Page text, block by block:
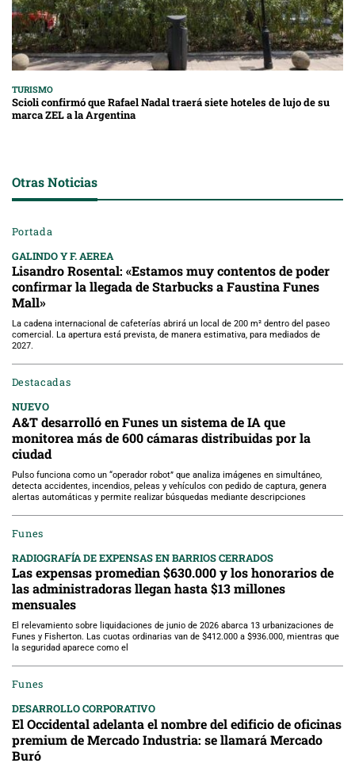
TURISMO
Scioli confirmó que Rafael Nadal traerá siete hoteles de lujo de su
marca ZEL a la Argentina
Otras Noticias
Portada
GALINDO Y F. AEREA
Lisandro Rosental: «Estamos muy contentos de poder
confirmar la llegada de Starbucks a Faustina Funes
Mall»
La cadena internacional de cafeterías abrirá un local de 200 m² dentro del paseo
comercial. La apertura está prevista, de manera estimativa, para mediados de
2027.
Destacadas
NUEVO
A&T desarrolló en Funes un sistema de IA que
monitorea más de 600 cámaras distribuidas por la
ciudad
Pulso funciona como un “operador robot” que analiza imágenes en simultáneo,
detecta accidentes, incendios, peleas y vehículos con pedido de captura, genera
alertas automáticas y permite realizar búsquedas mediante descripciones
Funes
RADIOGRAFÍA DE EXPENSAS EN BARRIOS CERRADOS
Las expensas promedian $630.000 y los honorarios de
las administradoras llegan hasta $13 millones
mensuales
El relevamiento sobre liquidaciones de junio de 2026 abarca 13 urbanizaciones de
Funes y Fisherton. Las cuotas ordinarias van de $412.000 a $936.000, mientras que
la seguridad aparece como el
Funes
DESARROLLO CORPORATIVO
El Occidental adelanta el nombre del edificio de oficinas
premium de Mercado Industria: se llamará Mercado
Buró